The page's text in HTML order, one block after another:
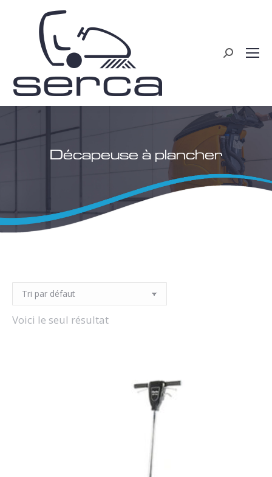
Recherche
Décapeuse à plancher
Voici le seul résultat